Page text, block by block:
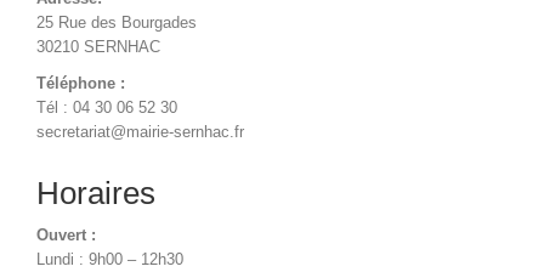
25 Rue des Bourgades
30210 SERNHAC
Téléphone :
Tél : 04 30 06 52 30
secretariat@mairie-sernhac.fr
Horaires
Ouvert :
Lundi : 9h00 – 12h30